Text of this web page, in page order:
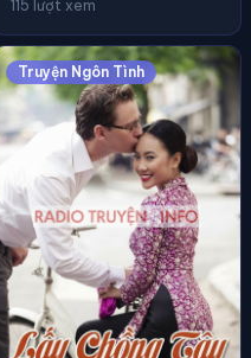
115 lượt xem
Truyện Ngôn Tình